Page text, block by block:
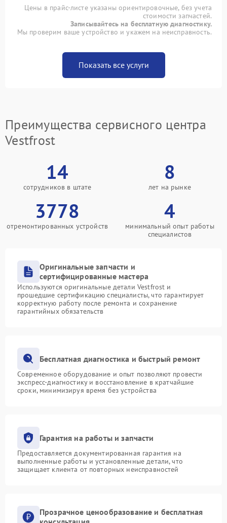
Цены в прайс-листе указаны ориентировочные, без учета
стоимости запчастей.
Записывайтесь на бесплатную диагностику.
Мы проверим ваше устройство и укажем на неисправность.
Показать все услуги
Преимущества сервисного центра
Vestfrost
14
сотрудников в штате
8
лет на рынке
3778
отремонтированных устройств
4
минимальный опыт работы
специалистов
Оригинальные запчасти и
сертифицированные мастера
Используются оригинальные детали Vestfrost и
прошедшие сертификацию специалисты, что гарантирует
корректную работу после ремонта и сохранение
гарантийных обязательств
Бесплатная диагностика и быстрый ремонт
Современное оборудование и опыт позволяют провести
экспресс-диагностику и восстановление в кратчайшие
сроки, минимизируя время без устройства
Гарантия на работы и запчасти
Предоставляется документированная гарантия на
выполненные работы и установленные детали, что
защищает клиента от повторных неисправностей
Прозрачное ценообразование и бесплатная